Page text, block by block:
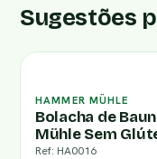
Sugestões
HAMMER MÜHLE
Bolacha de
Mühle Sem
Ref: HA0016